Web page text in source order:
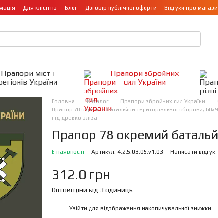
Для клієнтів Блог Договір публічної оферти Відгуки про
Прапори міст і
України
Прапори збройних
сил України
Головна Каталог Прапори збройних сил України
Прапор 78 окремий батальйон територіальної оборони,
під древко зліва
Прапор 78 окремий
В наявності Артикул: 4.2.5.03.05.v1.03 Написати відгук
312.0 грн
Оптові ціни від 3 одиниць
Увійти для відображення накопичувальної знижки